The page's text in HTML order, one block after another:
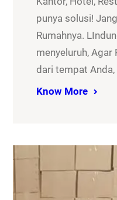
punya solusi!
Rumahnya.
menyeluruh, Agar
dari tempat
Know More